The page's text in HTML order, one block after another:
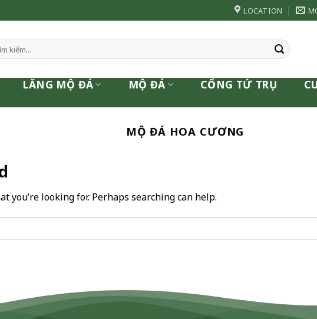
LOCATION
LĂNG MỘ ĐÁ MỘ ĐÁ CỔNG TỨ TRỤ
MỘ ĐÁ HOA CƯƠNG
you’re looking for. Perhaps searching can help.